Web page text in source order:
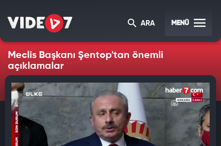
ARA MENÜ
Meclis Başkanı Şentop'tan önemli
açıklamalar